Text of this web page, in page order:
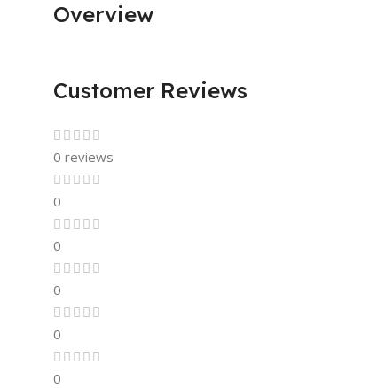
Overview
Customer Reviews
0 reviews
0
0
0
0
0